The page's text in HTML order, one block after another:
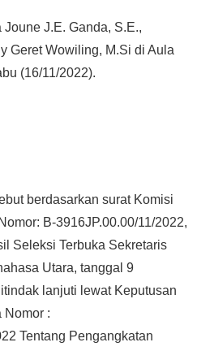
J.E. Ganda, S.E.,
Geret Wowiling, M.Si di Aula
(16/11/2022).
berdasarkan surat Komisi
B-3916JP.00.00/11/2022,
Seleksi Terbuka Sekretaris
Utara, tanggal 9
lanjuti lewat Keputusan
Nomor :
Tentang Pengangkatan